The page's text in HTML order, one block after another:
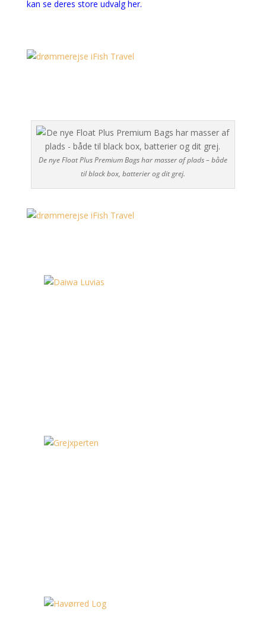
kan se deres store udvalg her.
De nye Float Plus Premium Bags har masser af plads – både
til black box, batterier og dit grej.